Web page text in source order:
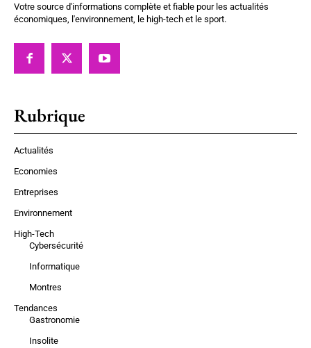
Votre source d'informations complète et fiable pour les actualités
économiques, l'environnement, le high-tech et le sport.
Rubrique
Actualités
Economies
Entreprises
Environnement
High-Tech
Cybersécurité
Informatique
Montres
Tendances
Gastronomie
Insolite